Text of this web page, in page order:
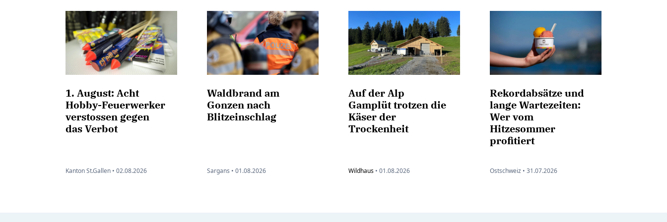
1. August: Acht
Hobby-Feuerwerker
verstossen gegen
das Verbot
Kanton St.Gallen • 02.08.2026
Waldbrand am
Gonzen nach
Blitzeinschlag
Sargans • 01.08.2026
Auf der Alp
Gamplüt trotzen die
Käser der
Trockenheit
Wildhaus • 01.08.2026
Rekordabsätze und
lange Wartezeiten:
Wer vom
Hitzesommer
profitiert
Ostschweiz • 31.07.2026